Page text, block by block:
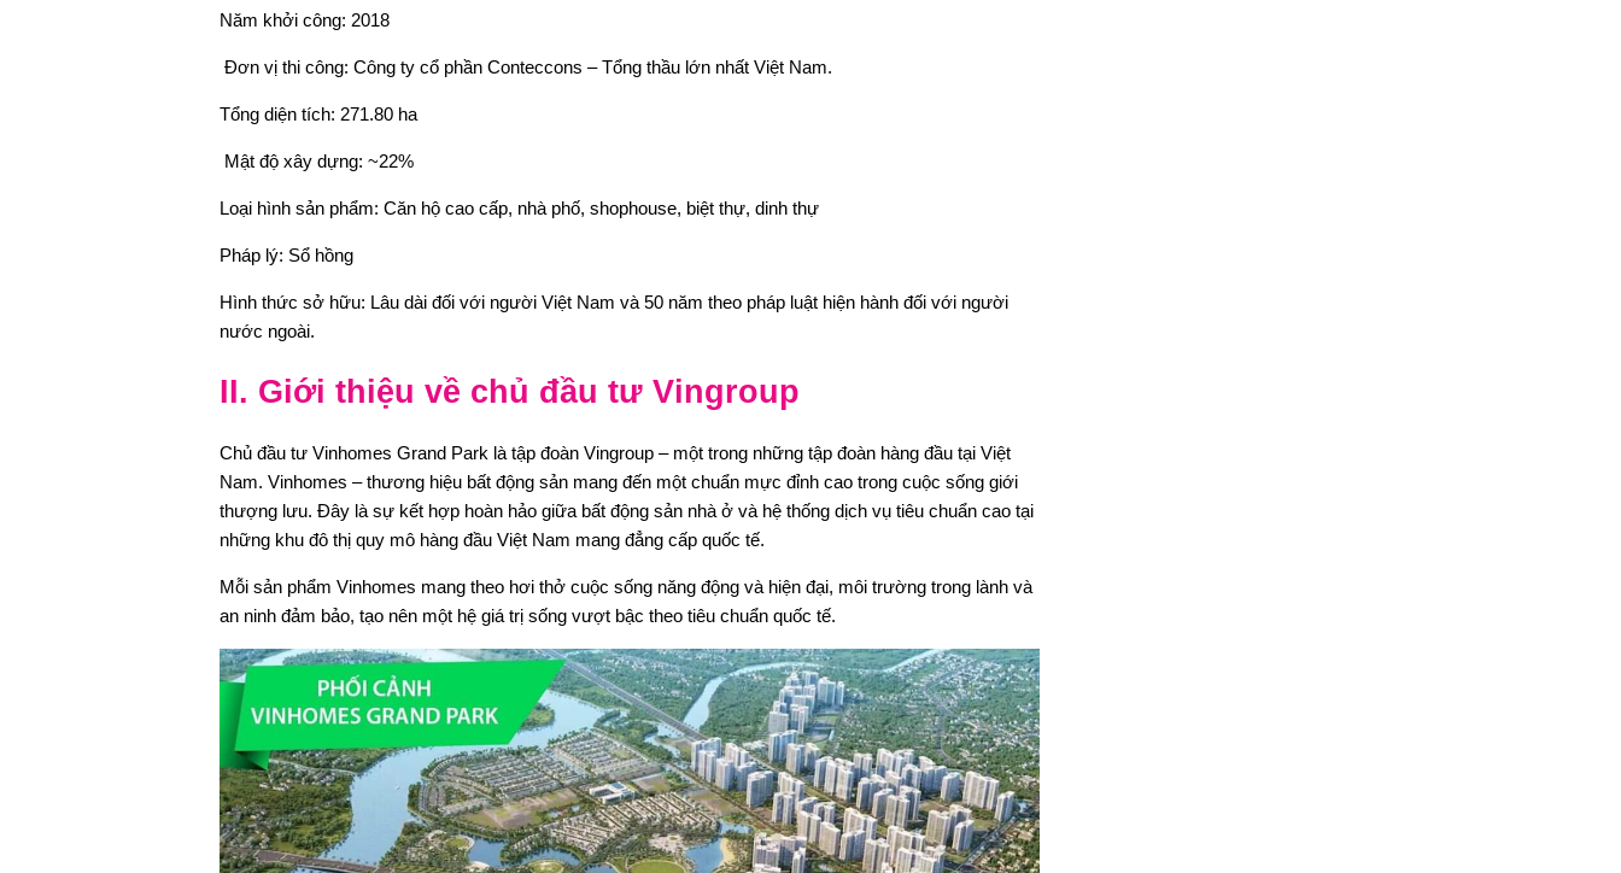
Năm khởi công: 2018
Đơn vị thi công: Công ty cổ phần Conteccons – Tổng thầu lớn nhất Việt Nam.
Tổng diện tích: 271.80 ha
Mật độ xây dựng: ~22%
Loại hình sản phẩm: Căn hộ cao cấp, nhà phố, shophouse, biệt thự, dinh thự
Pháp lý: Sổ hồng
Hình thức sở hữu: Lâu dài đối với người Việt Nam và 50 năm theo pháp luật hiện hành đối với người
nước ngoài.
II. Giới thiệu về chủ đầu tư Vingroup
Chủ đầu tư Vinhomes Grand Park là tập đoàn Vingroup – một trong những tập đoàn hàng đầu tại Việt
Nam. Vinhomes – thương hiệu bất động sản mang đến một chuẩn mực đỉnh cao trong cuộc sống giới
thượng lưu. Đây là sự kết hợp hoàn hảo giữa bất động sản nhà ở và hệ thống dịch vụ tiêu chuẩn cao tại
những khu đô thị quy mô hàng đầu Việt Nam mang đẳng cấp quốc tế.
Mỗi sản phẩm Vinhomes mang theo hơi thở cuộc sống năng động và hiện đại, môi trường trong lành và
an ninh đảm bảo, tạo nên một hệ giá trị sống vượt bậc theo tiêu chuẩn quốc tế.